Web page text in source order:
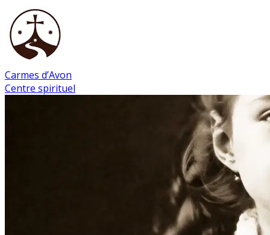
Carmes d’Avon
Centre spirituel